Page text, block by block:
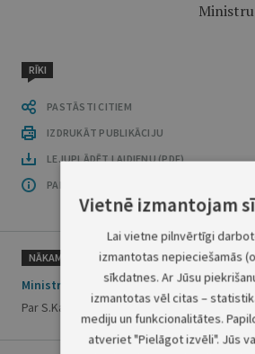
RĪKI
PASTĀSTI CITIEM
IZDRUKĀT PUBLIKĀCIJU
LEJUPLĀDĒT LAIDIENU (PDF)
PAR OFICIĀLO IZDEVUMU
NĀKAMAIS
Ministru prezidenta rīkojums Nr.351
Par S.Kalnietes komandējumiem
Vietnē izmantojam
Lai vietne pilnvērtīgi
izmantotas nepieciešamās
sīkdatnes. Ar Jūsu
izmantotas vēl citas –
mediju un funkcionalitātes.
atveriet "Pielāgot izvēli". Jūs